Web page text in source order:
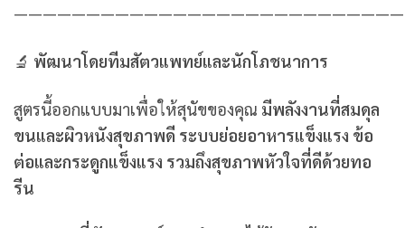
🔬 พัฒนาโดยทีมสัตวแพทย์และนักโภชนาการ
สูตรนี้ออกแบบมาเพื่อให้สุนัขของคุณ มีพลังงานที่สมดุล
ขนและผิวหนังสุขภาพดี ระบบย่อยอาหารแข็งแรง ข้อ
ต่อและกระดูกแข็งแรง รวมถึงสุขภาพหัวใจที่ดีด้วยทอ
รีน